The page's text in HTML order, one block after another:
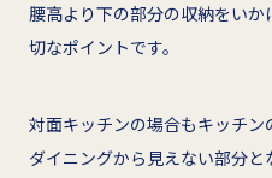
腰高より下の部分の収納をい
切なポイントです。
対面キッチンの場合もキッチ
ダイニングから見えない部分